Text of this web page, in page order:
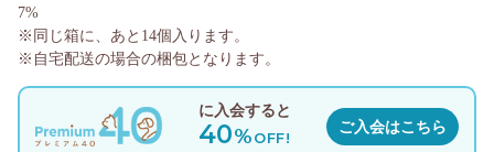
に入会すると
40%OFF!
ご入会はこちら
7%
※同じ箱に、あと 14個入ります。
※自宅配送の場合の梱包となります。